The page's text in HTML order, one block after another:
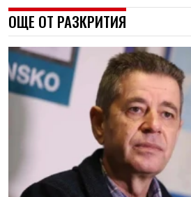
ОЩЕ ОТ РАЗКРИТИЯ